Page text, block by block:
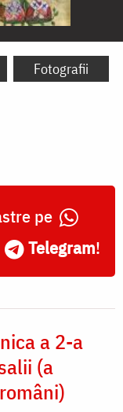
Fotografii
pe
Telegram!
a 2-a
(a